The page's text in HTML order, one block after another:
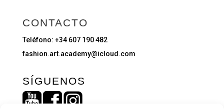
CONTACTO
Teléfono: +34 607 190 482
fashion.art.academy@icloud.com
SÍGUENOS